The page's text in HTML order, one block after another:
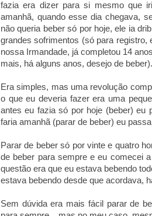
fazia era dizer para si mesmo que
amanhã, quando esse dia chegava,
não queria beber só por hoje, ele ia
grandes sofrimentos (só para registro,
nossa Irmandade, já completou 14
mais, há alguns anos, desejo de beber).
Era simples, mas uma revolução
o que eu deveria fazer era uma
antes eu fazia só por hoje (beber) eu
faria amanhã (parar de beber) eu
Parar de beber só por vinte e quatro
de beber para sempre e eu comecei
questão era que eu estava bebendo
estava bebendo desde que acordava,
Sem dúvida era mais fácil parar de